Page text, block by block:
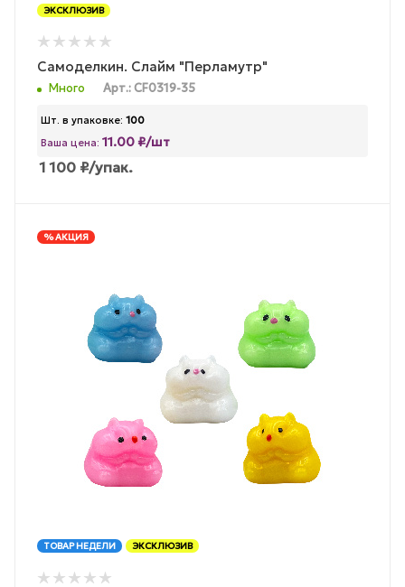
ЭКСКЛЮЗИВ
Самоделкин. Слайм "Перламутр"
Много Арт.: CF0319-35
Шт. в упаковке: 100
Ваша цена: 11.00 ₽/шт
1 100 ₽/упак.
% АКЦИЯ
ТОВАР НЕДЕЛИ ЭКСКЛЮЗИВ